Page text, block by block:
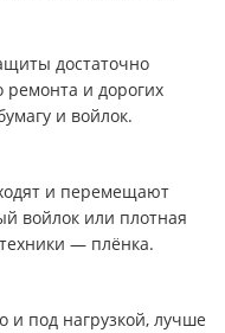
достаточно
и дорогих
и войлок.
и перемещают
войлок или плотная
— плёнка.
и под нагрузкой, лучше